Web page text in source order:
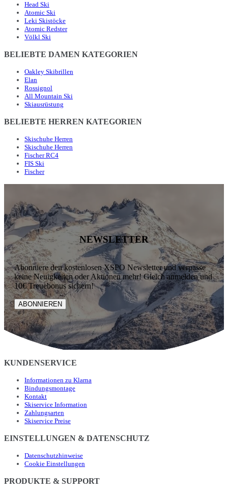
Head Ski
Atomic Ski
Leki Skistöcke
Atomic Redster
Völkl Ski
BELIEBTE DAMEN KATEGORIEN
Oakley Skibrillen
Elan
Rossignol
All Mountain Ski
Skiausrüstung
BELIEBTE HERREN KATEGORIEN
Skischuhe Herren
Skischuhe Herren
Fischer RC4
FIS Ski
Fischer
NEWSLETTER
Abonniere den kostenlosen XSPO Newsletter und verpasse
keine Neuigkeiten oder Aktionen mehr! Gleich anmelden und
10€ Treuebonus sichern!
ABONNIEREN
KUNDENSERVICE
Informationen zu Klarna
Bindungsmontage
Kontakt
Skiservice Information
Zahlungsarten
Skiservice Preise
EINSTELLUNGEN & DATENSCHUTZ
Datenschutzhinweise
Cookie Einstellungen
PRODUKTE & SUPPORT